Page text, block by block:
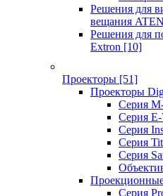
Решения для
вещания ATEN
Решения для
Extron [10]
Проекторы [51]
Проекторы
Серия
Серия
Серия
Серия
Серия
Серия